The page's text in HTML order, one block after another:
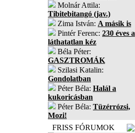
Molnár Attila:
Tibitebitangó (jav.)
Zima István: A másik is
Pintér Ferenc: 230 éves a
láthatatlan kéz
Béla Péter:
GASZTROMÁK
Szilasi Katalin:
Gondolatban
Péter Béla: Halál a
kukoricásban
Péter Béla: Tüzérrózsi,
Mozi!
FRISS FÓRUMOK